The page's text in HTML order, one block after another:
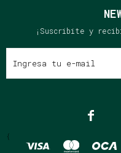
¡Suscribite y

{